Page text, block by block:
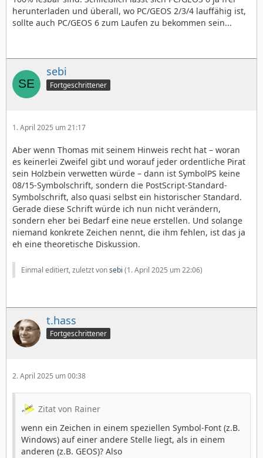
herunterladen und überall, wo PC/GEOS 2/3/4 lauffähig ist,
sollte auch PC/GEOS 6 zum Laufen zu bekommen sein...
sebi
Fortgeschrittener
1. April 2025 um 21:17
Aber wenn Thomas mit seinem Hinweis recht hat – woran
es keinerlei Zweifel gibt und worauf jeder ordentliche Pirat
sein Holzbein verwetten würde – dann ist SymbolPS keine
08/15-Symbolschrift, sondern die PostScript-Standard-
Symbolschrift, also quasi selbst ein historischer Standard.
Gerade diese Schrift würde ich nun nicht verändern,
sondern eher bei Bedarf eine neue erstellen. Und solange
niemand konkrete Zeichen nennt, die ihm fehlen, ist das ja
eh eine theoretische Diskussion.
Einmal editiert, zuletzt vonsebi (1. April 2025 um 22:06)
t.hass
Fortgeschrittener
2. April 2025 um 00:38
Zitat von Rainer
wenn ein Zeichen in einem speziellen Symbol-Font (z.B.
Windows) auf einer andere Stelle liegt, als in einem
anderen (z.B. GEOS)? Also